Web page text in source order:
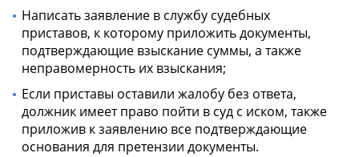
Написать заявление в службу судебных
приставов, к которому приложить документы,
подтверждающие взыскание суммы, а также
неправомерность их взыскания;
Если приставы оставили жалобу без ответа,
должник имеет право пойти в суд с иском, также
приложив к заявлению все подтверждающие
основания для претензии документы.